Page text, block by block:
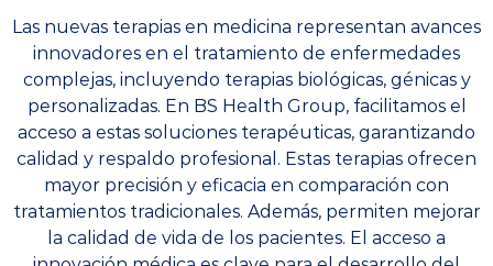
Las nuevas terapias en medicina representan avances
innovadores en el tratamiento de enfermedades
complejas, incluyendo terapias biológicas, génicas y
personalizadas. En BS Health Group, facilitamos el
acceso a estas soluciones terapéuticas, garantizando
calidad y respaldo profesional. Estas terapias ofrecen
mayor precisión y eficacia en comparación con
tratamientos tradicionales. Además, permiten mejorar
la calidad de vida de los pacientes. El acceso a